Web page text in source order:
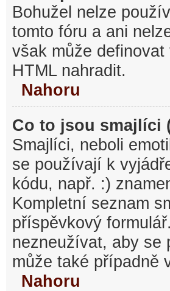
Bohužel nelze
tomto fóru a ani
však může
HTML nahradit.
Nahoru
Co to jsou smajlíci
Smajlíci, neboli
se používají k
kódu, např. :)
Kompletní seznam
příspěvkový
nezneužívat, aby se
může také případně
Nahoru